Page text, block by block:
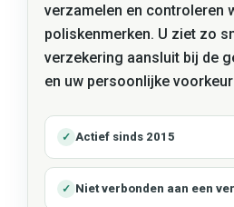
verzamelen en controleren
poliskenmerken. U ziet zo
verzekering aansluit bij de
en uw persoonlijke
Actief sinds 2015
Niet verbonden aan een